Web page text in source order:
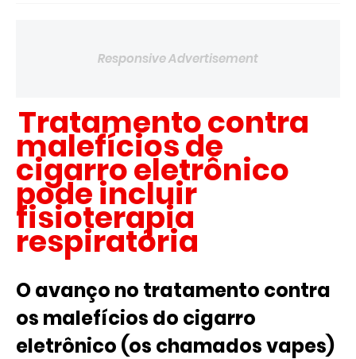
Responsive Advertisement
Tratamento contra
malefícios de
cigarro eletrônico
pode incluir
fisioterapia
respiratória
O avanço no tratamento contra
os malefícios do cigarro
eletrônico (os chamados vapes)